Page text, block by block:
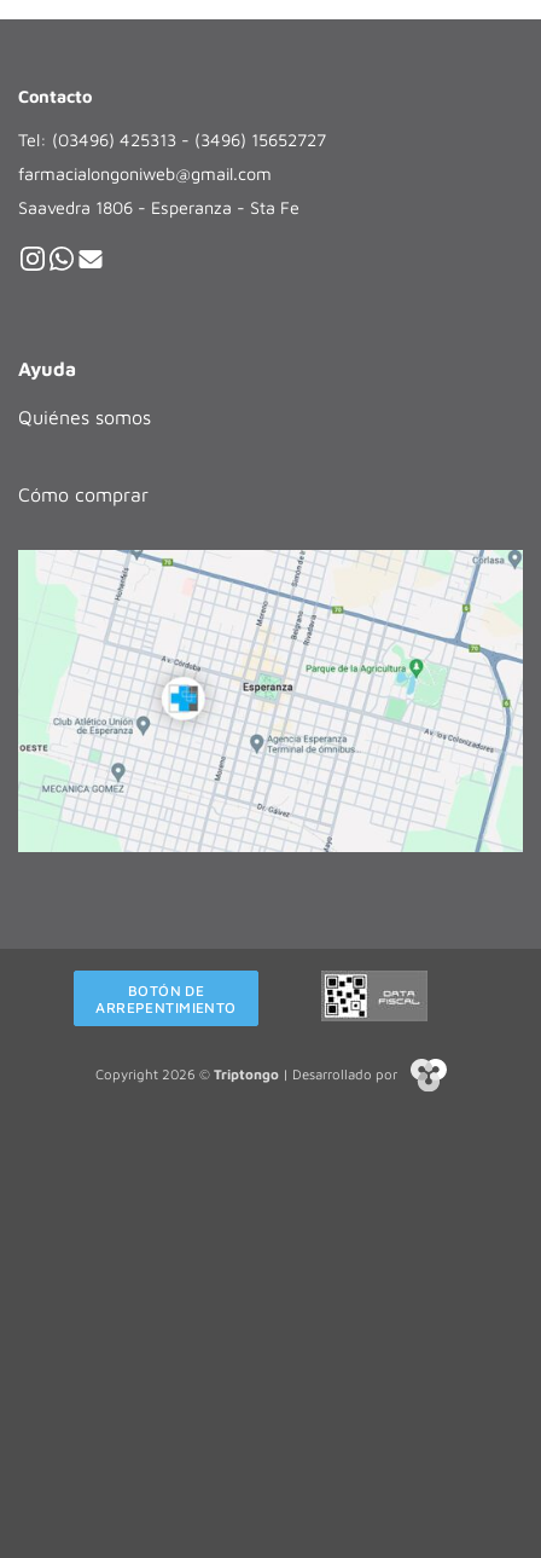
Contacto
Tel: (03496) 425313 - (3496) 15652727
farmacialongoniweb@gmail.com
Saavedra 1806 - Esperanza - Sta Fe
Ayuda
Quiénes somos
Cómo comprar
BOTÓN DE
ARREPENTIMIENTO
Copyright 2026 © Triptongo| Desarrollado por